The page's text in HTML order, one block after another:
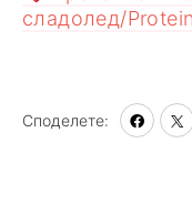
сладолед/
Споделете: